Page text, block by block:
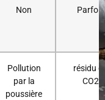
Non Parfois
Pollution
par la
poussière
résidu
CO2